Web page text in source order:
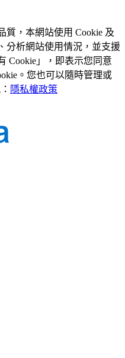
質，本網站使用 Cookie 及
分析網站使用情況，並支援
Cookie」，即表示您同意
。您也可以隨時管理或
隱私權政策